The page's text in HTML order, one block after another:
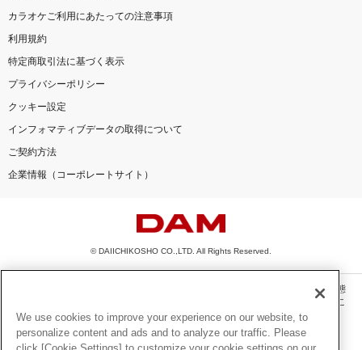
カラオケご利用にあたっての注意事項
利用規約
特定商取引法に基づく表示
プライバシーポリシー
クッキー設定
インフォマティブデータの取得について
ご契約方法
企業情報（コーポレートサイト）
© DAIICHIKOSHO CO.,LTD. All Rights Reserved.
このサイトに掲載されている一切の文章・画像・写真・動画・音声等を、手段や形態
を問わず、著作権法の定める範囲を超えて無断で複製、転載、ファイル化などするこ
とを禁じます。
楽曲及びコンテンツは、機種によりご利用いただけない場合があります。
We use cookies to improve your experience on our website, to
personalize content and ads and to analyze our traffic. Please